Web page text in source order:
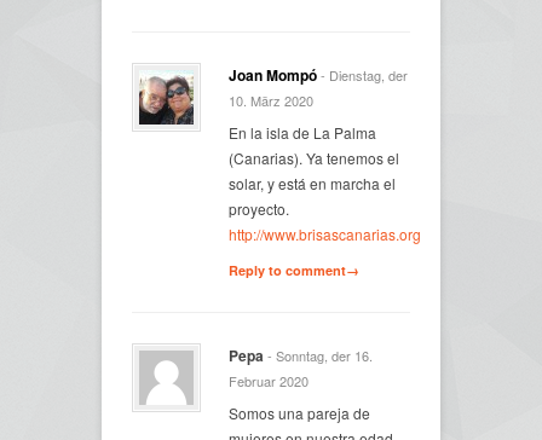
Joan Mompó- Dienstag, der
10. März 2020
En la isla de La Palma
(Canarias). Ya tenemos el
solar, y está en marcha el
proyecto.
http://www.brisascanarias.org
Reply to comment→
Pepa- Sonntag, der 16.
Februar 2020
Somos una pareja de